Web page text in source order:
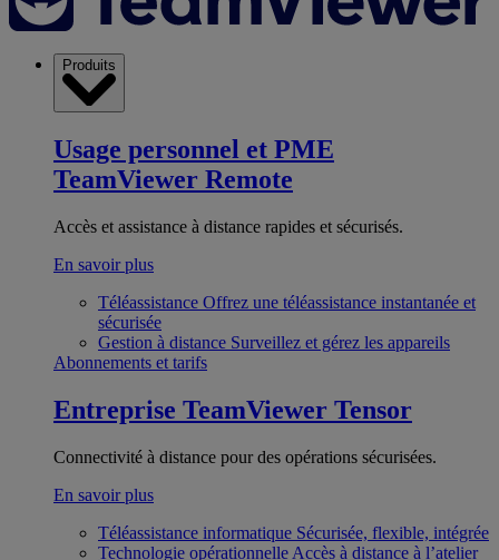
Produits
Usage personnel et PME
TeamViewer Remote
Accès et assistance à distance rapides et sécurisés.
En savoir plus
Téléassistance Offrez une téléassistance instantanée et
sécurisée
Gestion à distance Surveillez et gérez les appareils
Abonnements et tarifs
Entreprise TeamViewer Tensor
Connectivité à distance pour des opérations sécurisées.
En savoir plus
Téléassistance informatique Sécurisée, flexible, intégrée
Technologie opérationnelle Accès à distance à l’atelier